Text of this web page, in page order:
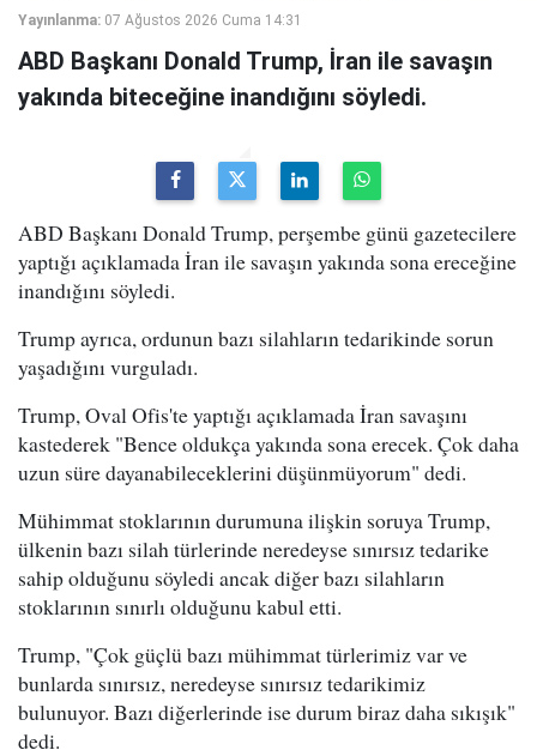
Yayınlanma: 07 Ağustos 2026 Cuma 14:31
ABD Başkanı Donald Trump, İran ile savaşın
yakında biteceğine inandığını söyledi.
ABD Başkanı Donald Trump, perşembe günü gazetecilere
yaptığı açıklamada İran ile savaşın yakında sona ereceğine
inandığını söyledi.
Trump ayrıca, ordunun bazı silahların tedarikinde sorun
yaşadığını vurguladı.
Trump, Oval Ofis'te yaptığı açıklamada İran savaşını
kastederek "Bence oldukça yakında sona erecek. Çok daha
uzun süre dayanabileceklerini düşünmüyorum" dedi.
Mühimmat stoklarının durumuna ilişkin soruya Trump,
ülkenin bazı silah türlerinde neredeyse sınırsız tedarike
sahip olduğunu söyledi ancak diğer bazı silahların
stoklarının sınırlı olduğunu kabul etti.
Trump, "Çok güçlü bazı mühimmat türlerimiz var ve
bunlarda sınırsız, neredeyse sınırsız tedarikimiz
bulunuyor. Bazı diğerlerinde ise durum biraz daha sıkışık"
dedi.